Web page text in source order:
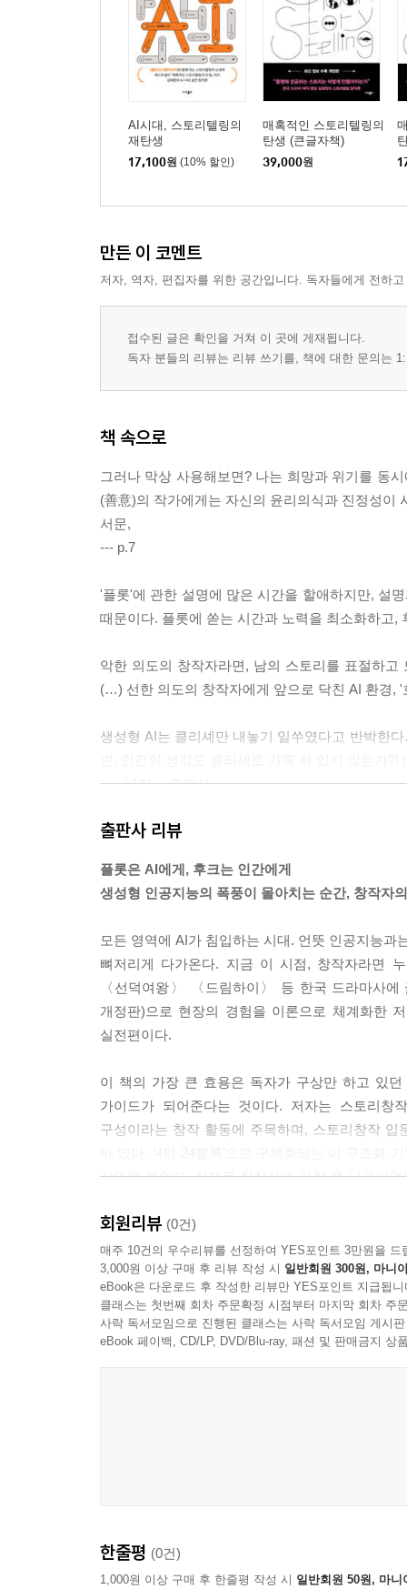
AI시대, 스토리텔링의
재탄생
17,100원 (10% 할인)
매혹적인 스토리텔링의
탄생 (큰글자책)
39,000원
만든 이 코멘트
저자, 역자, 편집자를 위한 공간입니다. 독자들에게 전하
접수된 글은 확인을 거쳐 이 곳에 게재됩니다.
독자 분들의 리뷰는 리뷰 쓰기를, 책에 대한 문의는
책 속으로
그러나 막상 사용해보면? 나는 희망과 위기를 동
(善意)의 작가에게는 자신의 윤리의식과 진정성이
서문,
--- p.7
'플롯'에 관한 설명에 많은 시간을 할애하지만, 설
때문이다. 플롯에 쏟는 시간과 노력을 최소화하고,
악한 의도의 창작자라면, 남의 스토리를 표절하
(…) 선한 의도의 창작자에게 앞으로 닥친 AI 환경,
생성형 AI는 클리셰만 내놓기 일쑤였다고 반박한
--- 「1장」 중에서
그러나 나의 경험에 따르면, 한 가지는 말할 수 있
면 서 눈물을 흘렸다. 대개 이런 경우라면 대박의
라고 생각하지만, 이 사례는 스토리 콘셉트가 왜
--- 「4장」 중에서
‘망설이는 1년’이 누군가에게는 ‘압도적 우위의
보라. 실패를 두려워하지 마라. 시행착오 자체가
출판사 리뷰
플롯은 AI에게, 후크는 인간에게
생성형 인공지능의 폭풍이 몰아치는 순간, 창작자
모든 영역에 AI가 침입하는 시대. 언뜻 인공지능
뼈저리게 다가온다. 지금 이 시점, 창작자라면
〈선덕여왕〉 〈드림하이〉 등 한국 드라마사
개정판)으로 현장의 경험을 이론으로 체계화한
실전편이다.
이 책의 가장 큰 효용은 독자가 구상만 하고 있
가이드가 되어준다는 것이다. 저자는 스토리
구성이라는 창작 활동에 주목하며, 스토리창작
시연해 보인다. 실제로 창작자의 가장 큰 난관이
AI의 이용 방법을 제공한다.
이 조합이 작동하는 데는 이유가 있다. 저자가 책
잘 짜여진 스토리”를 만드는 일, 즉 설계와 논리
레시피가 주어지면, AI는 그 틀 안에서 빠르고 정
따라온다는 점이다. AI가 감정을 ‘이해’해서가 아
그러면서도 오늘날 창작자들의 가슴을 짓누르는
작품이라고 말할 수 있을까?” 어려운 질문이지만,
회원리뷰 (0건)
매주 10건의 우수리뷰를 선정하여 YES포인트 3만원을 드
3,000원 이상 구매 후 리뷰 작성 시 일반회원 300원, 마니
eBook은 다운로드 후 작성한 리뷰만 YES포인트 지급됩니
클래스는 첫번째 회차 주문확정 시점부터 마지막 회차 주
사락 독서모임으로 진행된 클래스는 사락 독서모임 게시
eBook 페이백, CD/LP, DVD/Blu-ray, 패션 및 판매금지 상
한줄평 (0건)
1,000원 이상 구매 후 한줄평 작성 시 일반회원 50원, 마니